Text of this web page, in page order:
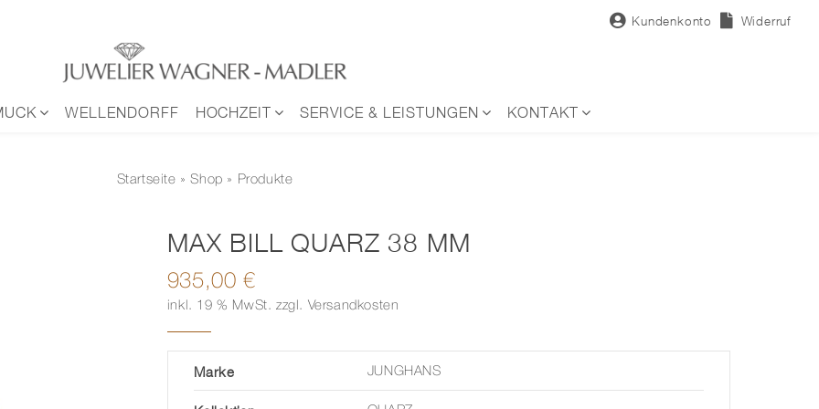
Kundenkonto Widerruf
WELLENDORFF HOCHZEIT SERVICE & LEISTUNGEN KONTAKT
Startseite »Shop » Produkte
MAX BILL QUARZ 38 MM
935,00€
inkl. 19 % MwSt. zzgl. Versandkosten
Marke JUNGHANS